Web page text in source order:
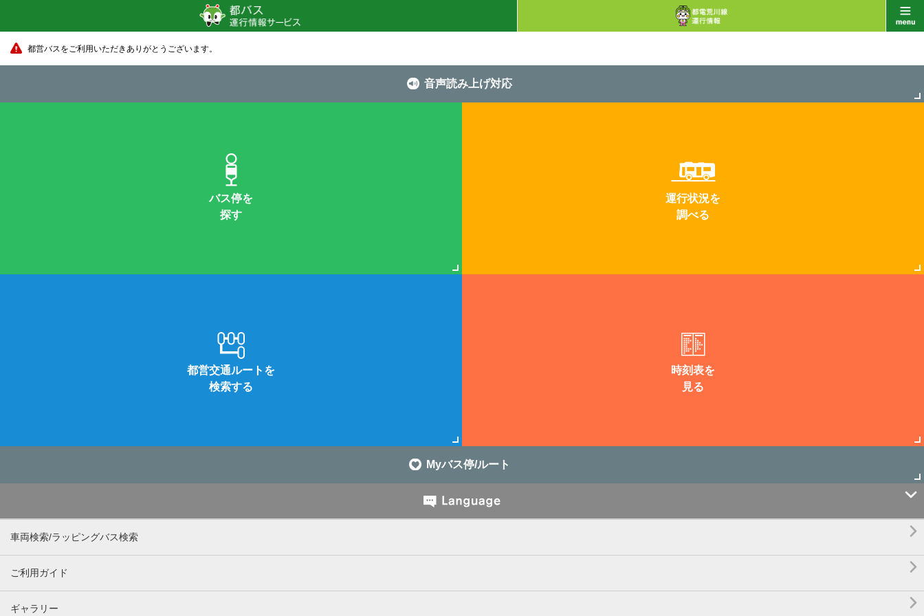
都営バスをご利用いただきありがとうございます。
音声読み上げ対応
バス停を
探す
運行状況を
調べる
都営交通ルートを
検索する
時刻表を
見る
Myバス停/ルート

車両検索/ラッピングバス検索 
ご利用ガイド 
ギャラリー 